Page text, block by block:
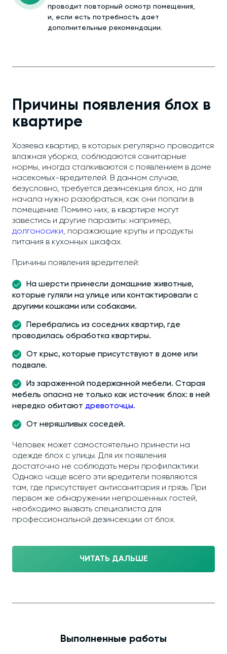
проводит повторный осмотр помещения,
и, если есть потребность дает
дополнительные рекомендации.
Причины появления блох в
квартире
Хозяева квартир, в которых регулярно проводится
влажная уборка, соблюдаются санитарные
нормы, иногда сталкиваются с появлением в доме
насекомых-вредителей. В данном случае,
безусловно, требуется дезинсекция блох, но для
начала нужно разобраться, как они попали в
помещение. Помимо них, в квартире могут
завестись и другие паразиты: например,
долгоносики, поражающие крупы и продукты
питания в кухонных шкафах.
Причины появления вредителей:
На шерсти принесли домашние животные,
которые гуляли на улице или контактировали с
другими кошками или собаками.
Перебрались из соседних квартир, где
проводилась обработка квартиры.
От крыс, которые присутствуют в доме или
подвале.
Из зараженной подержанной мебели. Старая
мебель опасна не только как источник блох: в ней
нередко обитают древоточцы.
От неряшливых соседей.
Человек может самостоятельно принести на
одежде блох с улицы. Для их появления
достаточно не соблюдать меры профилактики.
Однако чаще всего эти вредители появляются
там, где присутствует антисанитария и грязь. При
первом же обнаружении непрошенных гостей,
необходимо вызвать специалиста для
профессиональной дезинсекции от блох.
ЧИТАТЬ ДАЛЬШЕ
Выполненные работы